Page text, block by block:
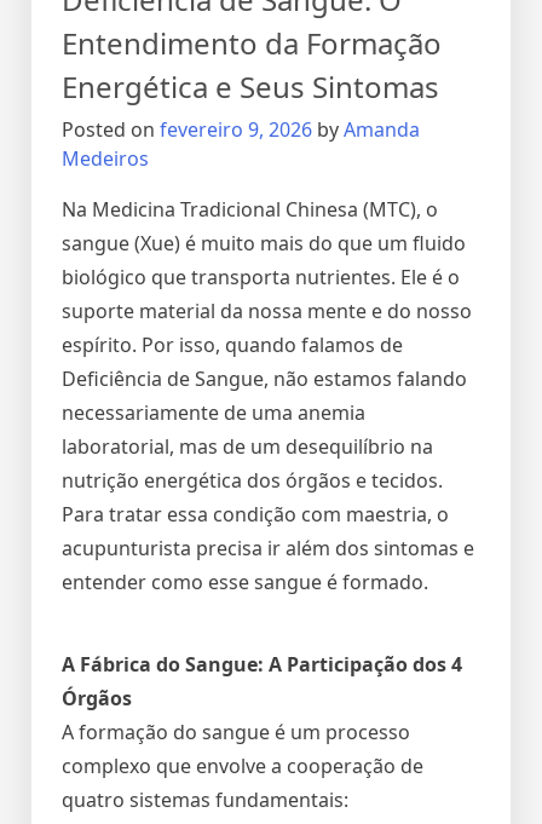
Entendimento da Formação
Energética e Seus Sintomas
Posted on fevereiro 9, 2026 byAmanda
Medeiros
Na Medicina Tradicional Chinesa (MTC), o
sangue (Xue) é muito mais do que um fluido
biológico que transporta nutrientes. Ele é o
suporte material da nossa mente e do nosso
espírito. Por isso, quando falamos de
Deficiência de Sangue, não estamos falando
necessariamente de uma anemia
laboratorial, mas de um desequilíbrio na
nutrição energética dos órgãos e tecidos.
Para tratar essa condição com maestria, o
acupunturista precisa ir além dos sintomas e
entender como esse sangue é formado.
A Fábrica do Sangue: A Participação dos 4
Órgãos
A formação do sangue é um processo
complexo que envolve a cooperação de
quatro sistemas fundamentais: